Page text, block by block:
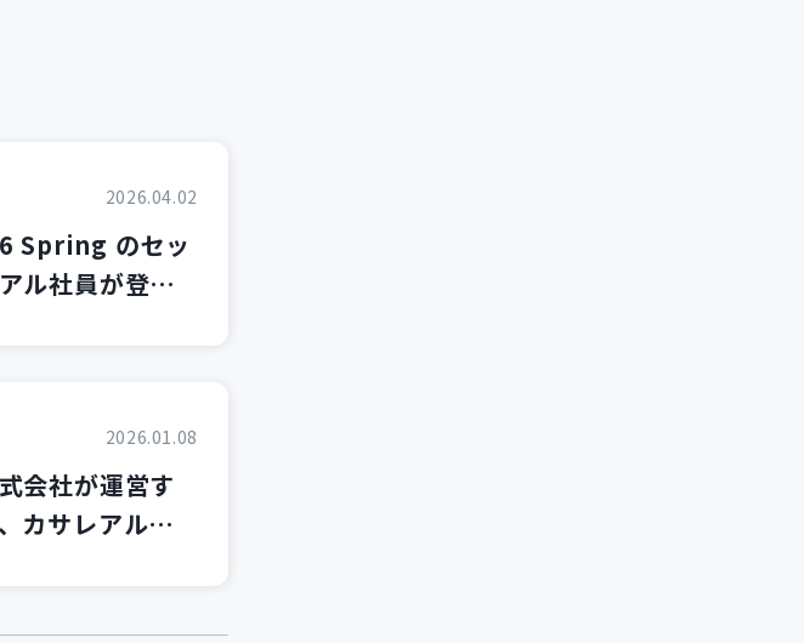
2026.04.02
Spring のセッ
ル社員が登壇
2026.01.08
会社が運営す
カサレアルブ